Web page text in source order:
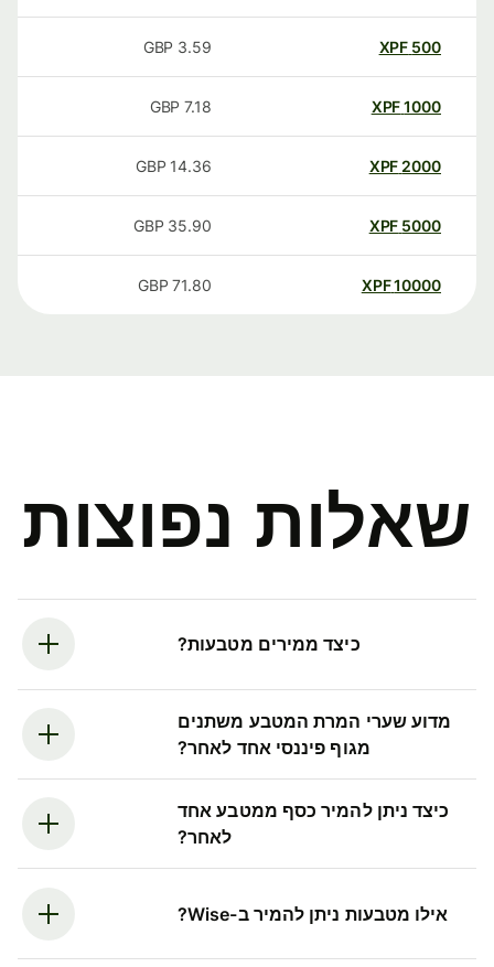
500
XPF
3.59
GBP
1000
XPF
7.18
GBP
2000
XPF
14.36
GBP
5000
XPF
35.90
GBP
10000
XPF
71.80
GBP
שאלות נפוצות
כיצד ממירים מטבעות?
מדוע שערי המרת המטבע משתנים
מגוף פיננסי אחד לאחר?
כיצד ניתן להמיר כסף ממטבע אחד
לאחר?
אילו מטבעות ניתן להמיר ב-Wise?